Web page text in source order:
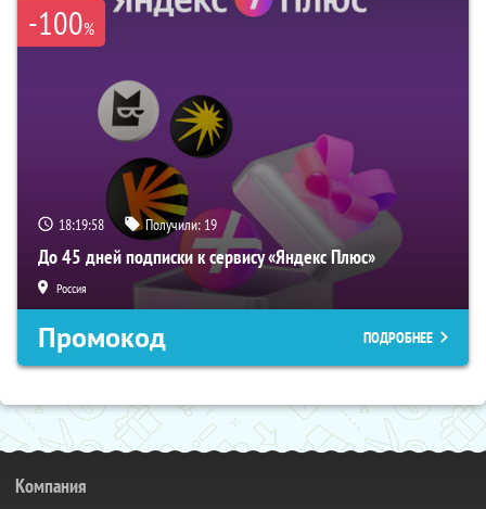
-100%
18:19:57 Получили: 19
До 45 дней подписки к сервису «Яндекс Плюс»
Россия
Промокод ПОДРОБНЕЕ
Компания